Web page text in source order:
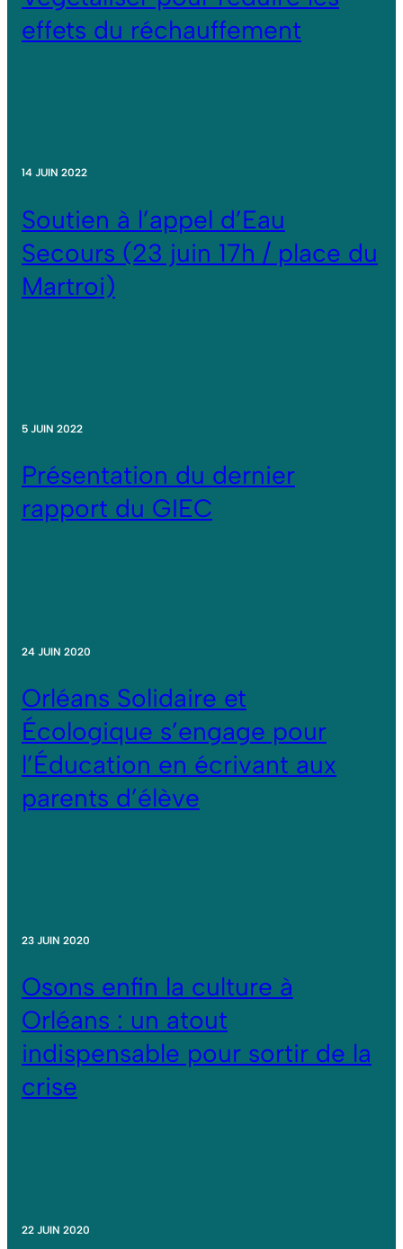
effets du réchauffement
14 JUIN 2022
Soutien à l’appel d’Eau
Secours (23 juin 17h / place du
Martroi)
5 JUIN 2022
Présentation du dernier
rapport du GIEC
24 JUIN 2020
Orléans Solidaire et
Écologique s’engage pour
l’Éducation en écrivant aux
parents d’élève
23 JUIN 2020
Osons enfin la culture à
Orléans : un atout
indispensable pour sortir de la
crise
22 JUIN 2020